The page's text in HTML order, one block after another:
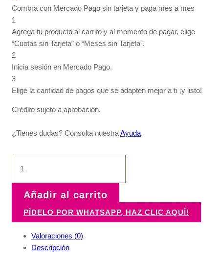
Compra con Mercado Pago sin tarjeta y paga mes a mes
1
Agrega tu producto al carrito y al momento de pagar, elige
“Cuotas sin Tarjeta” o “Meses sin Tarjeta”.
2
Inicia sesión en Mercado Pago.
3
Elige la cantidad de pagos que se adapten mejor a ti ¡y listo!
Crédito sujeto a aprobación.
¿Tienes dudas? Consulta nuestraAyuda.
con
cantidad
Añadir al carrito
PÍDELO POR WHATSAPP, HAZ CLIC AQUÍ!
Valoraciones (0)
Descripción